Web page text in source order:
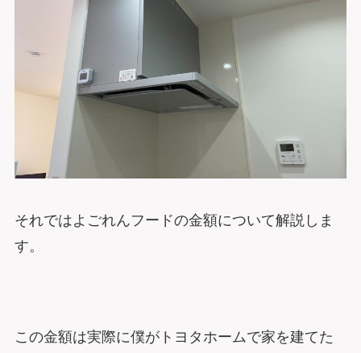
それではよごれんフードの金額について解説しま
す。
この金額は実際に僕がトヨタホームで家を建てた